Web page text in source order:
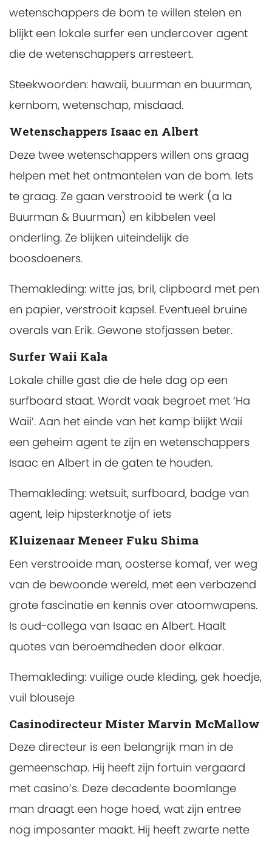
wetenschappers de bom te willen stelen en
blijkt een lokale surfer een undercover agent
die de wetenschappers arresteert.
Steekwoorden: hawaii, buurman en buurman,
kernbom, wetenschap, misdaad.
Wetenschappers Isaac en Albert
Deze twee wetenschappers willen ons graag
helpen met het ontmantelen van de bom. Iets
te graag. Ze gaan verstrooid te werk (a la
Buurman & Buurman) en kibbelen veel
onderling. Ze blijken uiteindelijk de
boosdoeners.
Themakleding: witte jas, bril, clipboard met pen
en papier, verstrooit kapsel. Eventueel bruine
overals van Erik. Gewone stofjassen beter.
Surfer Waii Kala
Lokale chille gast die de hele dag op een
surfboard staat. Wordt vaak begroet met ‘Ha
Waii’. Aan het einde van het kamp blijkt Waii
een geheim agent te zijn en wetenschappers
Isaac en Albert in de gaten te houden.
Themakleding: wetsuit, surfboard, badge van
agent, leip hipsterknotje of iets
Kluizenaar Meneer Fuku Shima
Een verstrooide man, oosterse komaf, ver weg
van de bewoonde wereld, met een verbazend
grote fascinatie en kennis over atoomwapens.
Is oud-collega van Isaac en Albert. Haalt
quotes van beroemdheden door elkaar.
Themakleding: vuilige oude kleding, gek hoedje,
vuil blouseje
Casinodirecteur Mister Marvin McMallow
Deze directeur is een belangrijk man in de
gemeenschap. Hij heeft zijn fortuin vergaard
met casino’s. Deze decadente boomlange
man draagt een hoge hoed, wat zijn entree
nog imposanter maakt. Hij heeft zwarte nette